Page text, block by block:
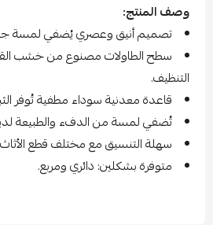
وصف المنتج:
تصميم أنيق وعصري يُضفي لمسة
سطح الطاولات مصنوع من خشب
التنظيف.
قاعدة معدنية سوداء مطفية تُوفر
تُضفي لمسة من الدفء والطبيعة
سهلة التنسيق مع مختلف قطع
متوفرة بشكلين: دائري ومربع.